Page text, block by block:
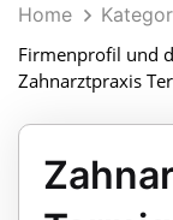
Home
Firmenprofil und
Zahnarztpraxis